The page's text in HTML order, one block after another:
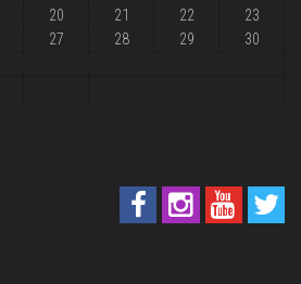
20 21 22
23
27 28 29
30